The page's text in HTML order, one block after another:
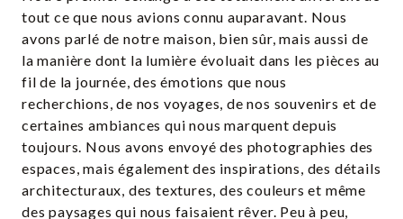
tout ce que nous avions connu auparavant. Nous
avons parlé de notre maison, bien sûr, mais aussi de
la manière dont la lumière évoluait dans les pièces au
fil de la journée, des émotions que nous
recherchions, de nos voyages, de nos souvenirs et de
certaines ambiances qui nous marquent depuis
toujours. Nous avons envoyé des photographies des
espaces, mais également des inspirations, des détails
architecturaux, des textures, des couleurs et même
des paysages qui nous faisaient rêver. Peu à peu,